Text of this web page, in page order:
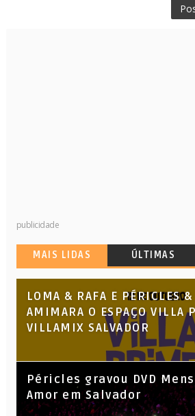
publicidade
MAIS LIDAS ÚLTIMAS
LOMA & RAFA E PÉRICLES
AMIMARA O ESPAÇO VILLA
VILLAMIX SALVADOR
Péricles gravou DVD
Amor em Salvador